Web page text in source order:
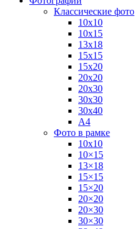
Классические фото
10х10
10х15
13х18
15х15
15х20
20х20
20х30
30х30
30х40
А4
Фото в рамке
10х10
10×15
13×18
15×15
15×20
20×20
20×30
30×30